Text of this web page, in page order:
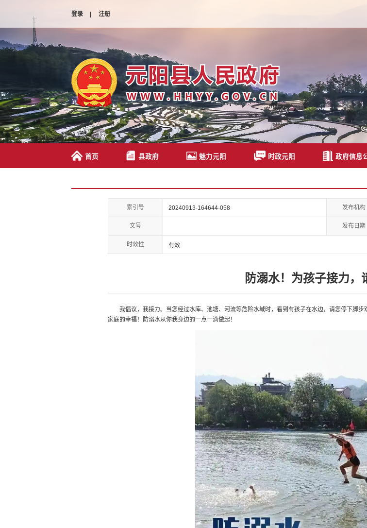
登录 | 注册
首页 县政府 魅力元阳 时政元阳 政府信息
索引号 20240913-164644-058 发布机构
文号 发布日期
时效性 有效
防溺水！为孩子接力，
我倡议，我接力。当您经过水库、池塘、河流等危险水域时，看到有孩子在水边，请您停下脚
家庭的幸福！防溺水从你我身边的一点一滴做起！